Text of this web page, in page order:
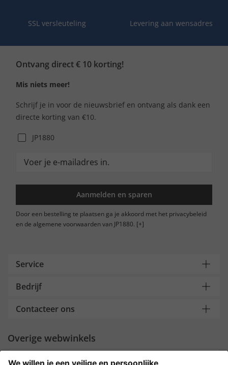
SSL versleuteling Levering aan wensadres
Ontvang direct € 10 korting!
Mis niets meer!
Schrijf je in voor de nieuwsbrief en ontvang als dank een
directe korting van €10.
JP1880
Aanmelden en sparen
Door een bestelling te plaatsen ga je akkoord met het privacybeleid
en de algemene voorwaarden van JP1880. [+]
Service
Bedrijf
Contacteer ons
Overige webwinkels
Nederland